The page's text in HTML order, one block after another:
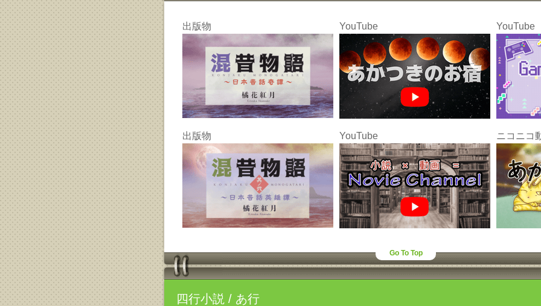
出版物
出版物
YouTube
YouTube
YouTube
ニコニコ
Go To Top
四行小説 / あ行